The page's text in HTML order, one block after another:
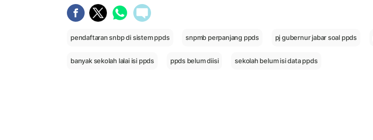
pendaftaran snbp di sistem ppds snpmb perpanjang ppds pj gubernur jabar soal ppds
banyak sekolah lalai isi ppds ppds belum diisi sekolah belum isi data ppds